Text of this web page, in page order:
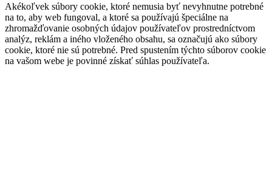
Akékoľvek súbory cookie, ktoré nemusia byť nevyhnutne potrebné
na to, aby web fungoval, a ktoré sa používajú špeciálne na
zhromažďovanie osobných údajov používateľov prostredníctvom
analýz, reklám a iného vloženého obsahu, sa označujú ako súbory
cookie, ktoré nie sú potrebné. Pred spustením týchto súborov cookie
na vašom webe je povinné získať súhlas používateľa.